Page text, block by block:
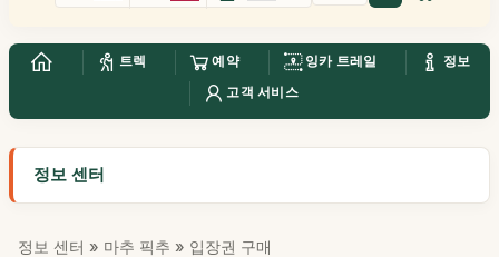
트렉 예약 잉카 트레일
정보
고객 서비스
정보 센터
정보 센터 » 마추 픽추 » 입장권 구매